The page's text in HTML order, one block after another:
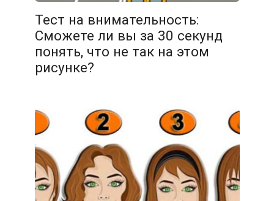
08.02.2026
Тест на внимательность:
Сможете ли вы за 30 секунд
понять, что не так на этом
рисунке?